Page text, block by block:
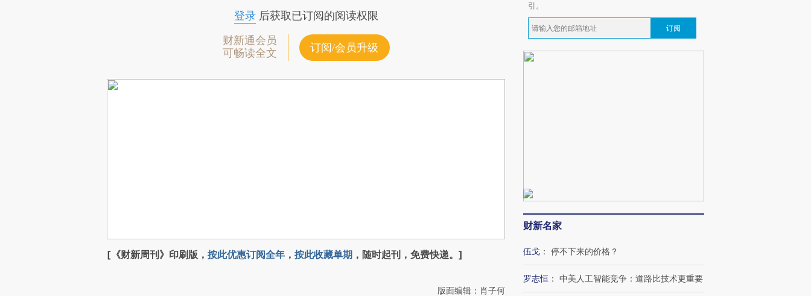
登录后获取已订阅的阅读权限
财新通会员
可畅读全文
订阅/会员升级
[《财新周刊》印刷版， 按此优惠订阅全年 ， 按此收藏单期 ，随时起刊，免费快递。]
版面编辑：肖子何
引。
订阅
财新名家
伍戈 ： 停不下来的价格？
罗志恒 ： 中美人工智能竞争：道路比技术更重要